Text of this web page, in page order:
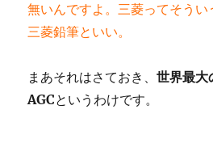
無いんですよ。三菱ってそうい
三菱鉛筆といい。
まあそれはさておき、世界最大
AGCというわけです。